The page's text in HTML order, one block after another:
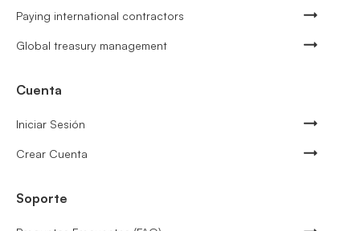
Paying international contractors
Global treasury management
Cuenta
Iniciar Sesión
Crear Cuenta
Soporte